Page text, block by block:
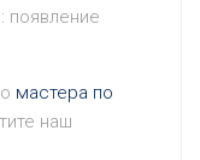
появление
мастера по
наш